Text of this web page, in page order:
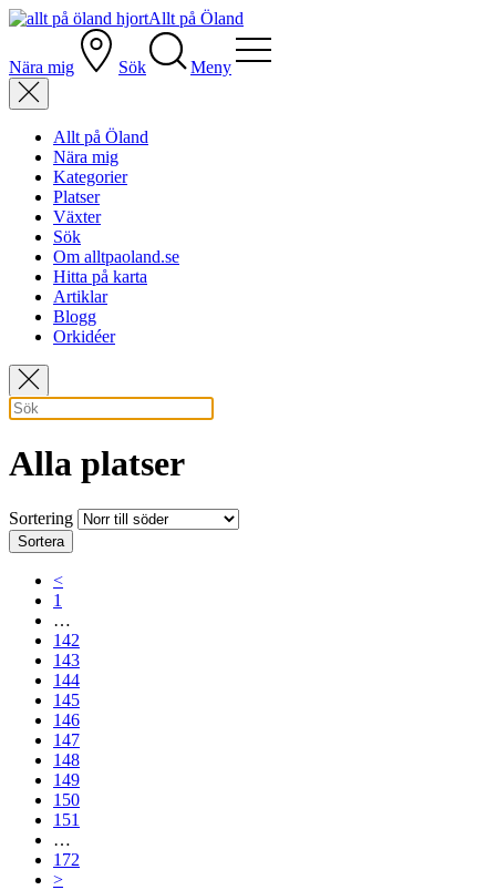
Allt på Öland
Nära mig Sök Meny
Allt på Öland
Nära mig
Kategorier
Platser
Växter
Sök
Om alltpaoland.se
Hitta på karta
Artiklar
Blogg
Orkidéer
Alla platser
Sortering
Sortera
<
1
…
142
143
144
145
146
147
148
149
150
151
…
172
>